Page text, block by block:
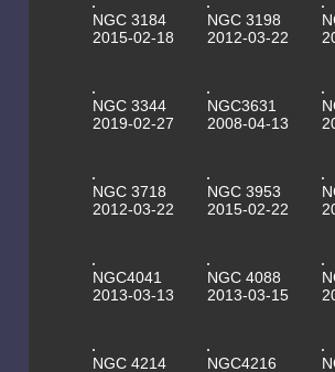
NGC 3184
2015-02-18
NGC 3198
2012-03-22
NGC 3344
2019-02-27
NGC3631
2008-04-13
NGC 3718
2012-03-22
NGC 3953
2015-02-22
NGC4041
2013-03-13
NGC 4088
2013-03-15
NGC 4214 NGC4216